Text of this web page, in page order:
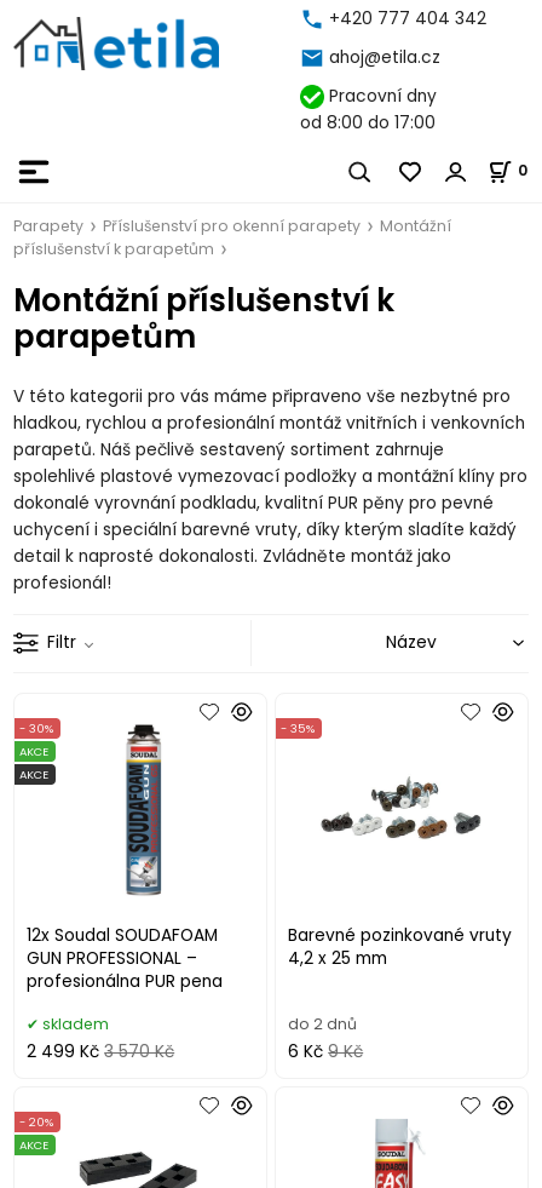
+420 777 404 342
ahoj@etila.cz
Pracovní dny
od 8:00 do 17:00
0
Parapety Příslušenství pro okenní parapety
Montážní
příslušenství k parapetům
Montážní příslušenství k
parapetům
V této kategorii pro vás máme připraveno vše nezbytné pro
hladkou, rychlou a profesionální montáž vnitřních i venkovních
parapetů. Náš pečlivě sestavený sortiment zahrnuje
spolehlivé plastové vymezovací podložky a montážní klíny pro
dokonalé vyrovnání podkladu, kvalitní PUR pěny pro pevné
uchycení i speciální barevné vruty, díky kterým sladíte každý
detail k naprosté dokonalosti. Zvládněte montáž jako
profesionál!
Filtr
12x Soudal SOUDAFOAM
GUN PROFESSIONAL –
profesionálna PUR pena
- 30%
AKCE
AKCE
skladem
2 499 Kč 3 570 Kč
Barevné pozinkované vruty
4,2 x 25 mm
- 35%
do 2 dnů
6 Kč 9 Kč
- 20%
AKCE